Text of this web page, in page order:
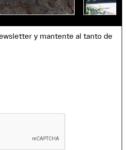
y mantente al tanto de